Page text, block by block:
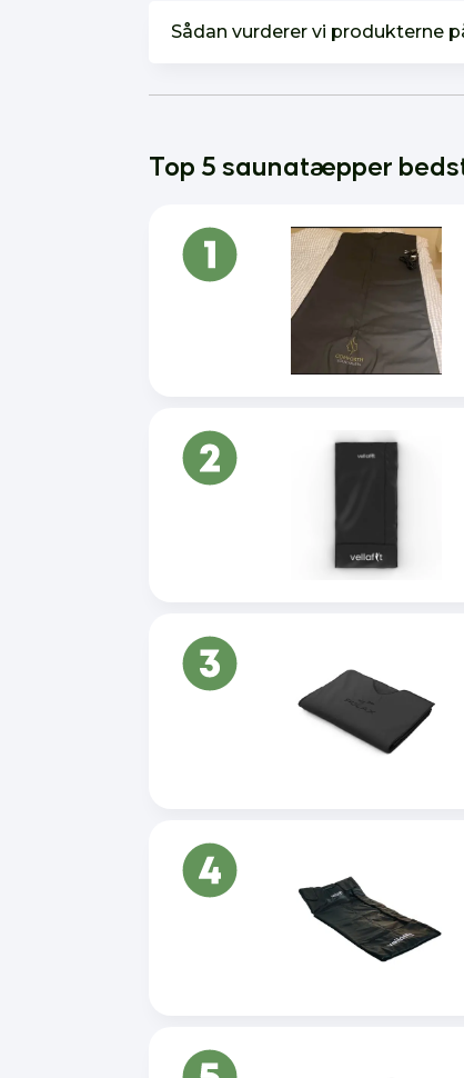
Sådan vurderer vi produkterne
Top 5 saunatæpper